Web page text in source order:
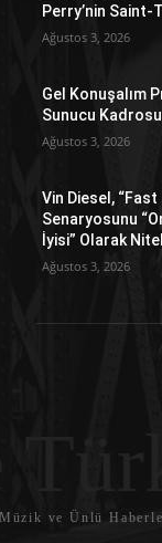
Perry’nin
Ağustos 3, 2026
Gel Konuşalım
Sunucu
Ağustos 3, 2026
Vin Diesel,
Senaryosunu
İyisi” Olarak
Ağustos 3, 2026
ve Ünlü